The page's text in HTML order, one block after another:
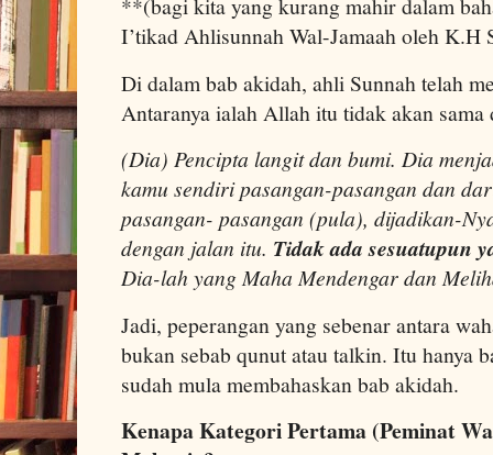
**(bagi kita yang kurang mahir dalam
I’tikad Ahlisunnah Wal-Jamaah oleh K.H
Di dalam bab akidah, ahli Sunnah telah
Antaranya ialah Allah itu tidak akan sama
(Dia) Pencipta langit dan bumi. Dia
kamu sendiri pasangan-pasangan dan
pasangan- pasangan (pula), dijadikan-
dengan jalan itu. Tidakada sesuatupun
Dia-lah yang Maha Mendengar dan
Jadi, peperangan yang sebenar antara
bukan sebab qunut atau talkin. Itu hanya
sudah mula membahaskan bab akidah.
Kenapa Kategori Pertama (Peminat